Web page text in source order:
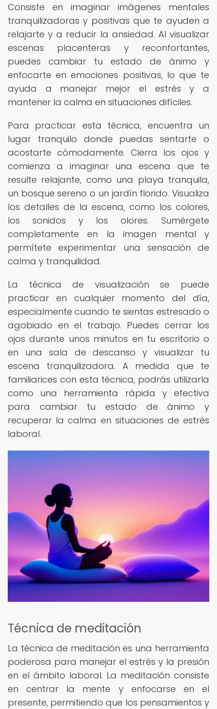
Consiste en imaginar imágenes mentales
tranquilizadoras y positivas que te ayuden a
relajarte y a reducir la ansiedad. Al visualizar
escenas placenteras y reconfortantes,
puedes cambiar tu estado de ánimo y
enfocarte en emociones positivas, lo que te
ayuda a manejar mejor el estrés y a
mantener la calma en situaciones difíciles.
Para practicar esta técnica, encuentra un
lugar tranquilo donde puedas sentarte o
acostarte cómodamente. Cierra los ojos y
comienza a imaginar una escena que te
resulte relajante, como una playa tranquila,
un bosque sereno o un jardín florido. Visualiza
los detalles de la escena, como los colores,
los sonidos y los olores. Sumérgete
completamente en la imagen mental y
permítete experimentar una sensación de
calma y tranquilidad.
La técnica de visualización se puede
practicar en cualquier momento del día,
especialmente cuando te sientas estresado o
agobiado en el trabajo. Puedes cerrar los
ojos durante unos minutos en tu escritorio o
en una sala de descanso y visualizar tu
escena tranquilizadora. A medida que te
familiarices con esta técnica, podrás utilizarla
como una herramienta rápida y efectiva
para cambiar tu estado de ánimo y
recuperar la calma en situaciones de estrés
laboral.
Técnica de meditación
La técnica de meditación es una herramienta
poderosa para manejar el estrés y la presión
en el ámbito laboral. La meditación consiste
en centrar la mente y enfocarse en el
presente, permitiendo que los pensamientos y